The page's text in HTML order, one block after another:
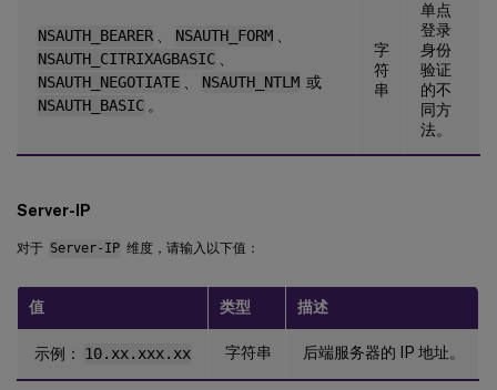
NSAUTH_BEARER 、 NSAUTH_FORM 、
NSAUTH_CITRIXAGBASIC 、
NSAUTH_NEGOTIATE 、 NSAUTH_NTLM 或
NSAUTH_BASIC 。
字
符
串
单点
登录
身份
验证
的不
同方
法。
Server-IP
对于 Server-IP 维度，请输入以下值：
值 类型 描述
示例： 10.xx.xxx.xx 字符串 后端服务器的 IP 地址。